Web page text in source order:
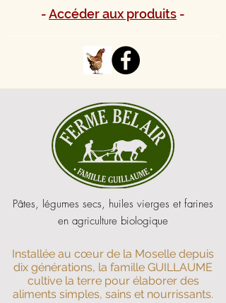
-Accéder aux produits -
Pâtes, légumes secs, huiles vierges et farines
en agriculture biologique
Installée au cœur de la Moselle depuis
dix générations, la famille GUILLAUME
cultive la terre pour élaborer des
aliments simples, sains et nourrissants.